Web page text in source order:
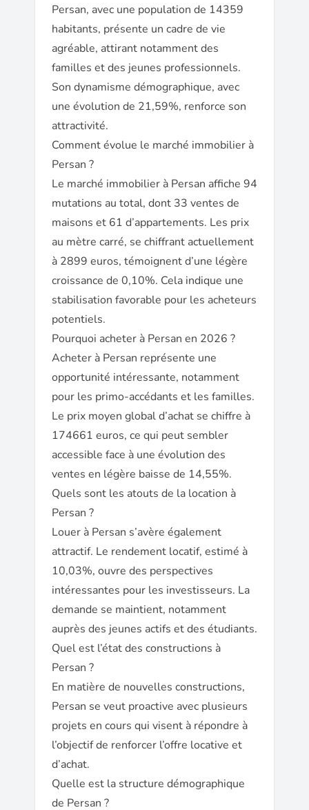
Persan, avec une population de 14359
habitants, présente un cadre de vie
agréable, attirant notamment des
familles et des jeunes professionnels.
Son dynamisme démographique, avec
une évolution de 21,59%, renforce son
attractivité.
Comment évolue le marché immobilier à
Persan ?
Le marché immobilier à Persan affiche 94
mutations au total, dont 33 ventes de
maisons et 61 d’appartements. Les prix
au mètre carré, se chiffrant actuellement
à 2899 euros, témoignent d’une légère
croissance de 0,10%. Cela indique une
stabilisation favorable pour les acheteurs
potentiels.
Pourquoi acheter à Persan en 2026 ?
Acheter à Persan représente une
opportunité intéressante, notamment
pour les primo-accédants et les familles.
Le prix moyen global d’achat se chiffre à
174661 euros, ce qui peut sembler
accessible face à une évolution des
ventes en légère baisse de 14,55%.
Quels sont les atouts de la location à
Persan ?
Louer à Persan s’avère également
attractif. Le rendement locatif, estimé à
10,03%, ouvre des perspectives
intéressantes pour les investisseurs. La
demande se maintient, notamment
auprès des jeunes actifs et des étudiants.
Quel est l’état des constructions à
Persan ?
En matière de nouvelles constructions,
Persan se veut proactive avec plusieurs
projets en cours qui visent à répondre à
l’objectif de renforcer l’offre locative et
d’achat.
Quelle est la structure démographique
de Persan ?